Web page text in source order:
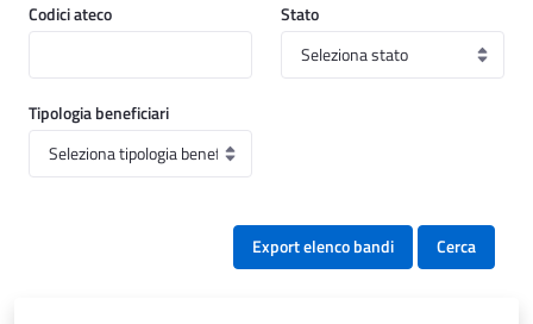
Codici ateco Stato
Tipologia beneficiari
Export elenco bandi Cerca